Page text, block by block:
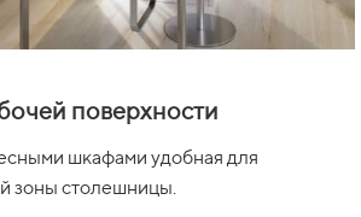
поверхности
шкафами удобная для
зоны столешницы.